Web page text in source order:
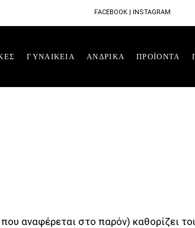
FACEBOOK |INSTAGRAM
ΓΥΝΑΙΚΕΙΑ ΑΝΔΡΙΚΑ ΠΡΟΪΟΝΤΑ
αναφέρεται στο παρόν) καθορίζει